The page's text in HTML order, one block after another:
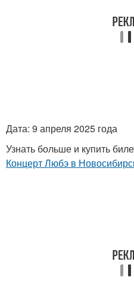
Дата: 9 апреля 2025 года
Узнать больше и купить
Концерт Любэ в